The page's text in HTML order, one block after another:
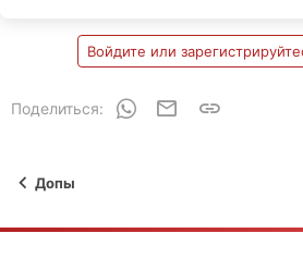
Войдите или
Поделиться: WhatsAppЭлектронная
Допы